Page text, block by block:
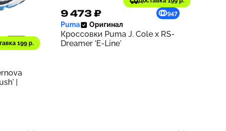
199 р.
1210
|
9 473 ₽ 947
Puma Оригинал
Кроссовки Puma J. Cole x RS-
Dreamer 'E-Line'